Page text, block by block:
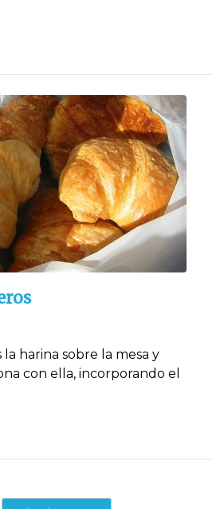
harina sobre la mesa y
con ella, incorporando el